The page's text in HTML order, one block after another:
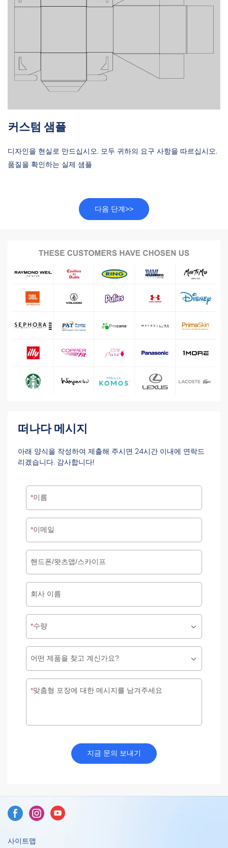
커스텀 샘플
디자인을 현실로 만드십시오. 모두 귀하의 요구 사항을 따르십시오.
품질을 확인하는 실제 샘플
다음 단계>>
떠나다 메시지
아래 양식을 작성하여 제출해 주시면 24시간 이내에 연락드
리겠습니다. 감사합니다!
이름
이메일
핸드폰/왓츠앱/스카이프
회사 이름
수량
어떤 제품을 찾고 계신가요?
맞춤형 포장에 대한 메시지를 남겨주세요
지금 문의 보내기
사이트맵